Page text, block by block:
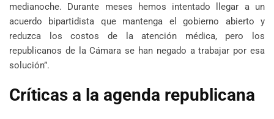
medianoche. Durante meses hemos intentado llegar a un
acuerdo bipartidista que mantenga el gobierno abierto y
reduzca los costos de la atención médica, pero los
republicanos de la Cámara se han negado a trabajar por esa
solución”.
Críticas a la agenda republicana